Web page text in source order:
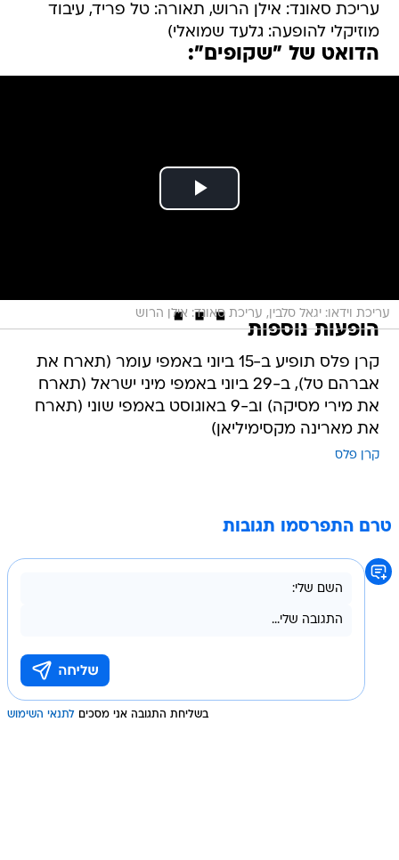
עריכת סאונד: אילן הרוש, תאורה: טל פריד, עיבוד
מוזיקלי להופעה: גלעד שמואלי)
הדואט של "שקופים":
עריכת וידאו: יגאל סלבין, עריכת סאונד: אילן הרוש
הופעות נוספות
קרן פלס תופיע ב-15 ביוני באמפי עומר (תארח את
אברהם טל), ב-29 ביוני באמפי מיני ישראל (תארח
את מירי מסיקה) וב-9 באוגוסט באמפי שוני (תארח
את מארינה מקסימיליאן)
קרן פלס
טרם התפרסמו תגובות
בשליחת התגובה אני מסכים לתנאי השימוש